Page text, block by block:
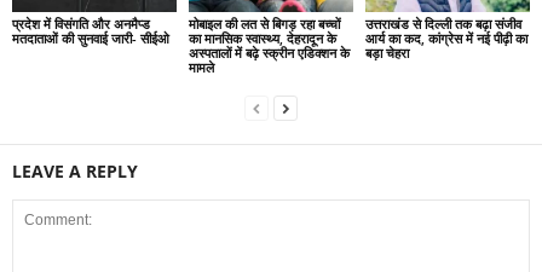
प्रदेश में विसंगति और अनमैप्ड
मतदाताओं की सुनवाई जारी- सीईओ
मोबाइल की लत से बिगड़ रहा बच्चों
का मानसिक स्वास्थ्य, देहरादून के
अस्पतालों में बढ़े स्क्रीन एडिक्शन के
मामले
उत्तराखंड से दिल्ली तक बढ़ा संजीव
आर्य का कद, कांग्रेस में नई पीढ़ी का
बड़ा चेहरा
LEAVE A REPLY